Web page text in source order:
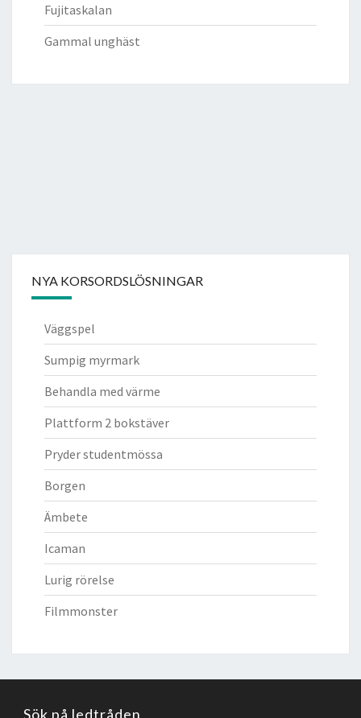
Fujitaskalan
Gammal unghäst
NYA KORSORDSLÖSNINGAR
Väggspel
Sumpig myrmark
Behandla med värme
Plattform 2 bokstäver
Pryder studentmössa
Borgen
Ämbete
Icaman
Lurig rörelse
Filmmonster
Sök på ledtråden